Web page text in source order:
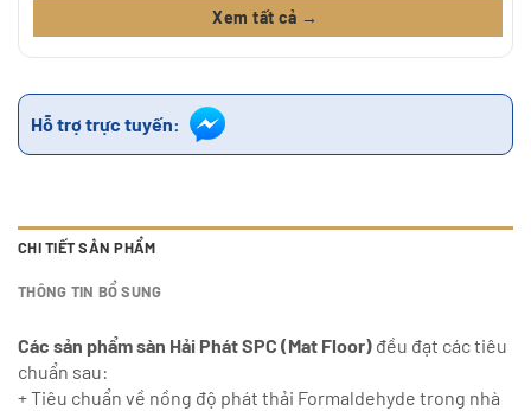
Xem tất cả →
Hỗ trợ trực tuyến:
CHI TIẾT SẢN PHẨM
THÔNG TIN BỔ SUNG
Các sản phẩm sàn Hải Phát SPC (Mat Floor) đều đạt các tiêu
chuẩn sau:
+ Tiêu chuẩn về nồng độ phát thải Formaldehyde trong nhà